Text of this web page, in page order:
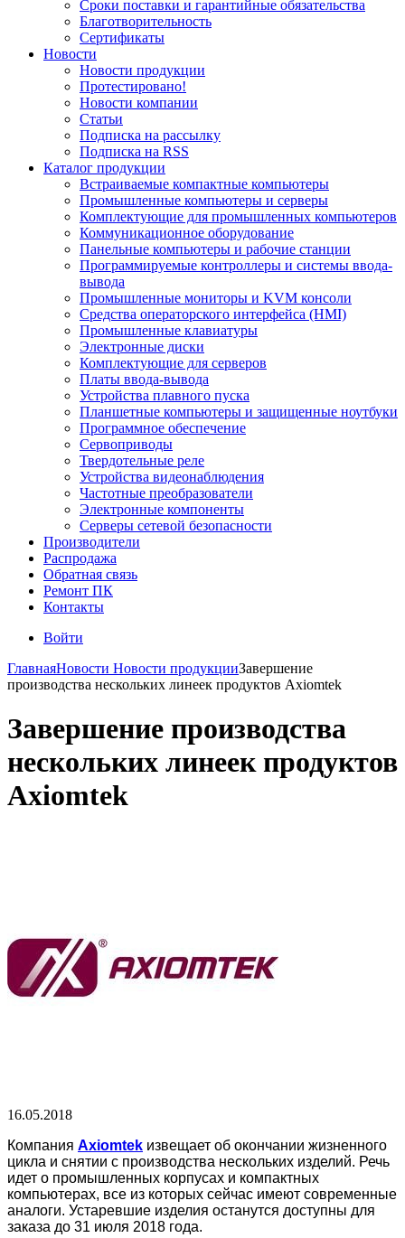
Сроки поставки и гарантийные обязательства
Благотворительность
Сертификаты
Новости
Новости продукции
Протестировано!
Новости компании
Статьи
Подписка на рассылку
Подписка на RSS
Каталог продукции
Встраиваемые компактные компьютеры
Промышленные компьютеры и серверы
Комплектующие для промышленных компьютеров
Коммуникационное оборудование
Панельные компьютеры и рабочие станции
Программируемые контроллеры и системы ввода-
вывода
Промышленные мониторы и KVM консоли
Средства операторского интерфейса (HMI)
Промышленные клавиатуры
Электронные диски
Комплектующие для серверов
Платы ввода-вывода
Устройства плавного пуска
Планшетные компьютеры и защищенные ноутбуки
Программное обеспечение
Сервоприводы
Твердотельные реле
Устройства видеонаблюдения
Частотные преобразователи
Электронные компоненты
Серверы сетевой безопасности
Производители
Распродажа
Обратная связь
Ремонт ПК
Контакты
Войти
ГлавнаяНовости Новости продукцииЗавершение
производства нескольких линеек продуктов Axiomtek
Завершение производства
нескольких линеек продуктов
Axiomtek
16.05.2018
Компания Axiomtek извещает об окончании жизненного
цикла и снятии с производства нескольких изделий. Речь
идет о промышленных корпусах и компактных
компьютерах, все из которых сейчас имеют современные
аналоги. Устаревшие изделия останутся доступны для
заказа до 31 июля 2018 года.